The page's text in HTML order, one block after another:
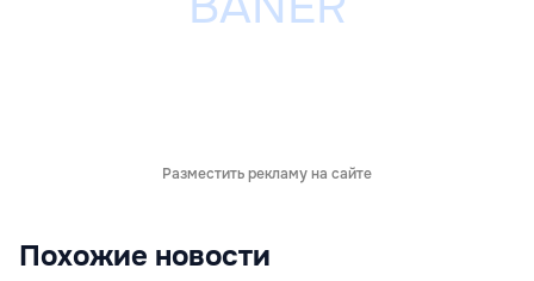
Разместить рекламу на сайте
Похожие новости